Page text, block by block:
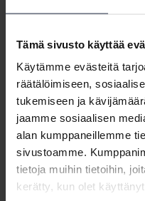
Tämä sivusto käyttää
Käytämme evästeitä
räätälöimiseen,
tukemiseen ja
jaamme sosiaalisen
alan kumppaneillemme
sivustoamme.
tietoja muihin tietoihin,
kerätty, kun olet
Isännöintiliiton ja Lassila &
ylläpitokuluja ja lisätään
luonnon monimuotoisuutta.
kuten niittyalueet,
hyödyntäminen, sekä niiden
ympäristöön, kun tavoitteena
säästävä kunnossapito.
Webinaarissa aiheesta olivat
Viher- ja luontopalveluista
laatumestariPia Säävälä.